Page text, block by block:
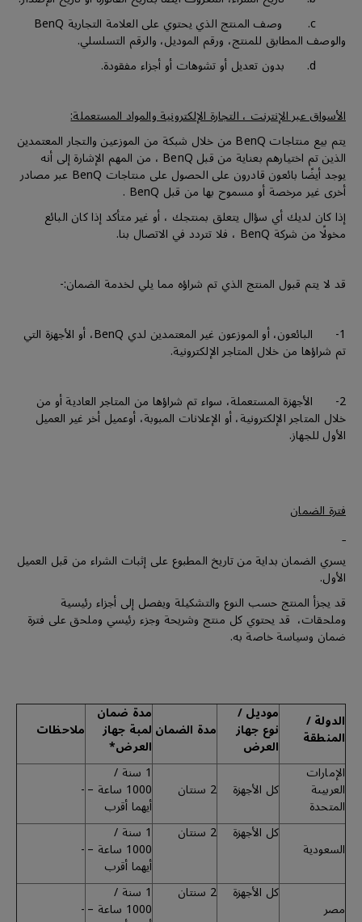
c. وصف المنتج الذي يحتوي على العلامة التجارية BenQ
والوصف المطابق للمنتج، ورقم الموديل، والرقم التسلسلي.
الأسواق عبر الإنترنت ، التجارة الإلكترونية والمواد المستعملة:
يتم بيع منتاجات BenQ من خلال شبكة من الموزعين والتجار المعتمدين
الذين تم اختيارهم بعناية من قبل BenQ ، من المهم الإشارة إلى أنه
يوجد أيضًا بائعون قادرون على الحصول على منتاجات BenQ عبر مصادر
أخرى غير مرخصة أو مسموح بها من قبل BenQ .
إذا كان لديك أي سؤال يتعلق بمنتجك ، أو غير متأكد إذا كان البائع
مخولًا من شركة BenQ ، فلا تتردد في الاتصال بنا.
قد لا يتم قبول المنتج الذي تم شراؤه مما يلي لخدمة الضمان:-
1- البائعون، أو الموزعون غير المعتمدين لدي BenQ، أو الأجهزة التي
تم شراؤها من خلال المتاجر الإلكترونية.
2- الأجهزة المستعملة، سواء تم شراؤها من المتاجر العادية أو من
خلال المتاجر الإلكترونية، أو الإعلانات المبوبة، أوعميل أخر غير العميل
الأول للجهاز.
فترة الضمان
يسري الضمان بداية من تاريخ المطبوع على إثبات الشراء من قبل العميل
الأول.
قد يجزأ المنتج حسب النوع والتشكيلة ويفصل إلى أجزاء رئيسية
وملحقات، قد يحتوي كل منتج وشريحة وجزء رئيسي وملحق على فترة
ضمان وسياسة خاصة به.
الدولة /
المنطقة
موديل /
نوع جهاز
العرض
مدة الضمان
مدة ضمان
لمبة جهاز
العرض*
ملاحظات
الإمارات
العربيىة
المتحدة
كل الأجهزة 2 سنتان
1 سنة /
1000 ساعة –
أيهما أقرب
-
السعودية
كل الأجهزة 2 سنتان 1 سنة /
1000 ساعة –
أيهما أقرب
-
مصر
كل الأجهزة 2 سنتان 1 سنة /
1000 ساعة –-